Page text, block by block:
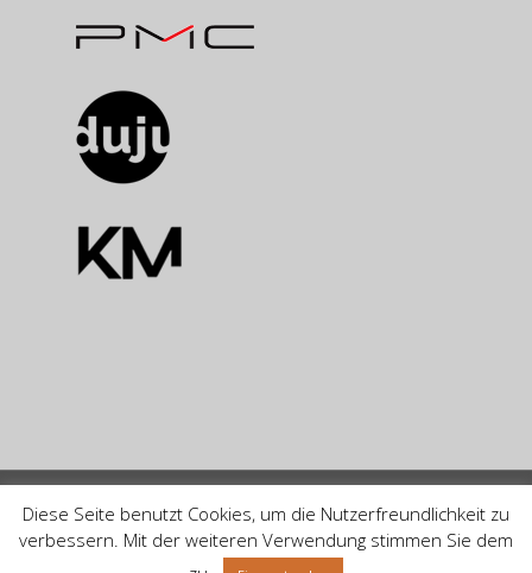
© by BRIDGE Management Group AG 2024
Diese Seite benutzt Cookies, um die Nutzerfreundlichkeit zu
verbessern. Mit der weiteren Verwendung stimmen Sie dem